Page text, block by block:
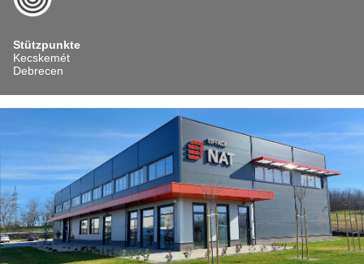
Stützpunkte
Kecskemét
Debrecen